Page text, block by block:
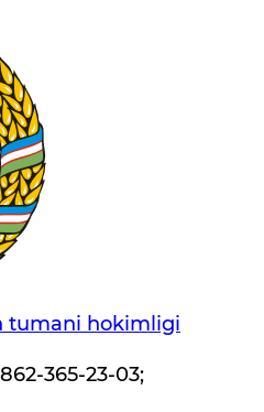
tumani hokimligi
365-23-03;